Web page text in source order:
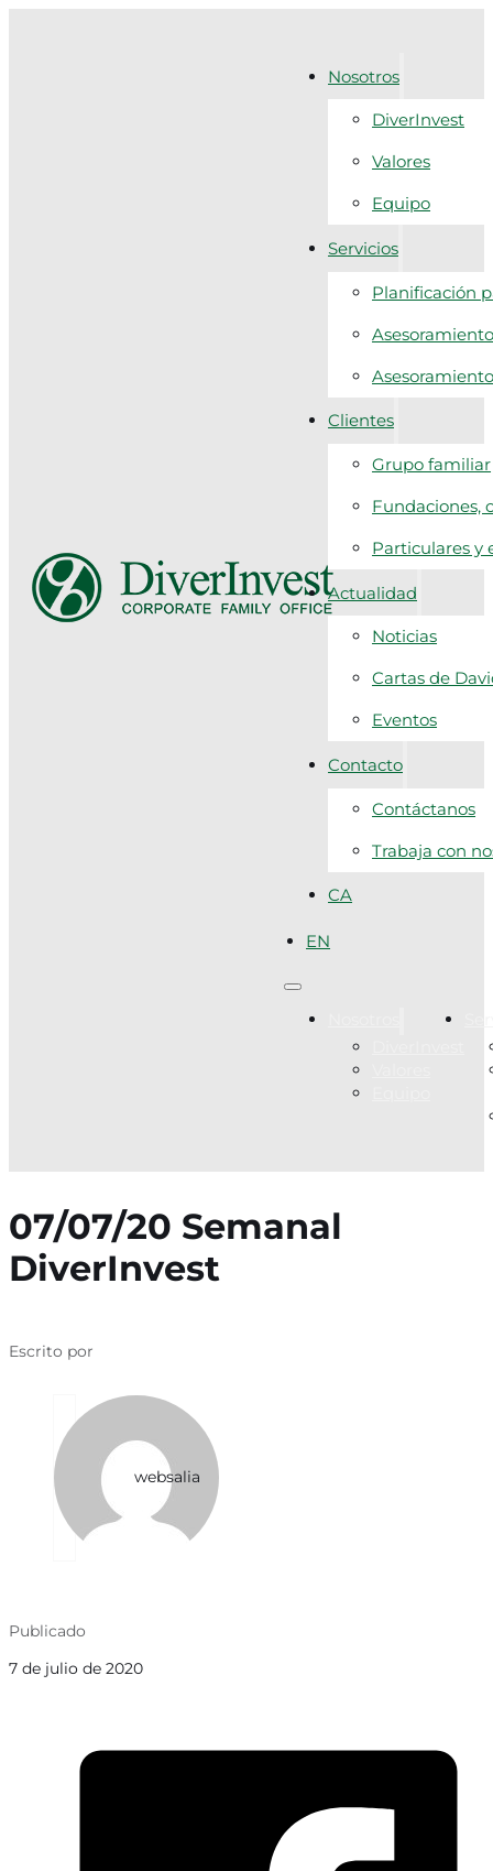
Nosotros
DiverInvest
Valores
Equipo
Servicios
Planificación
Clientes
Grupo familiar
Fundaciones,
Particulares y
Actualidad
Noticias
Cartas de
Eventos
Contacto
Contáctanos
Trabaja con
CA
EN
07/07/20 Semanal
DiverInvest
Escrito por
websalia
Publicado
7 de julio de 2020